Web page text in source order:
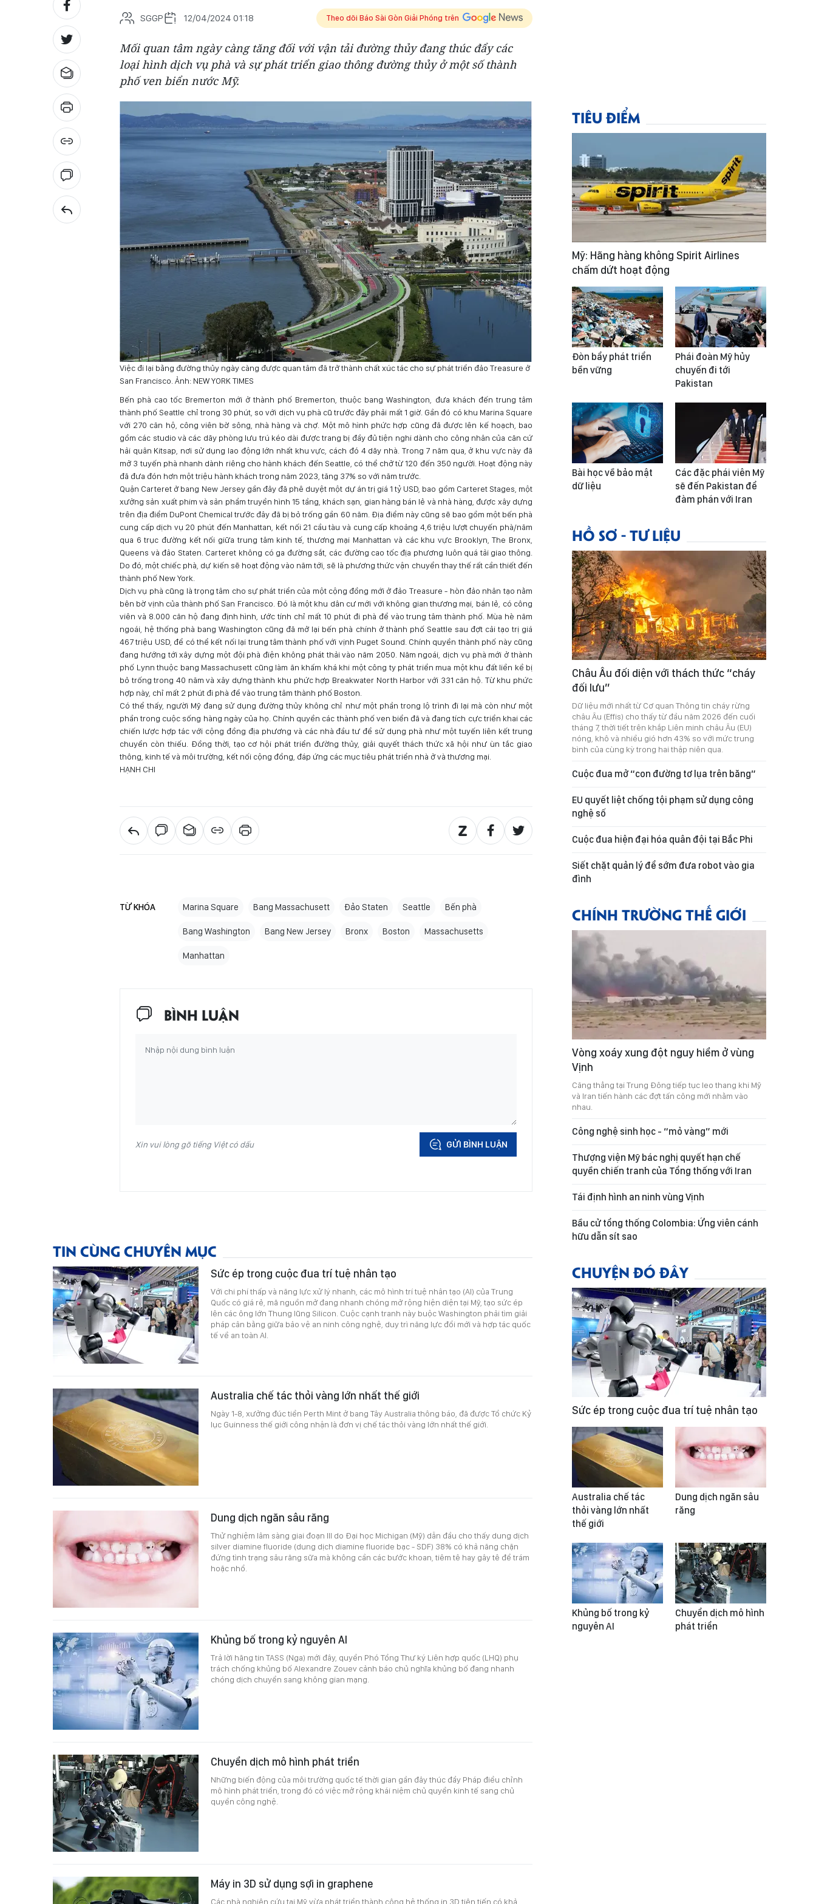
SGGP 12/04/2024 01:18 Theo dõi Báo Sài Gòn Giải Phóng trên
Mối quan tâm ngày càng tăng đối với vận tải đường thủy đang thúc đẩy các
loại hình dịch vụ phà và sự phát triển giao thông đường thủy ở một số thành
phố ven biển nước Mỹ.
Việc đi lại bằng đường thủy ngày càng được quan tâm đã trở thành chất xúc tác cho sự phát triển đảo Treasure ở
San Francisco. Ảnh: NEW YORK TIMES
Bến phà cao tốc Bremerton mới ở thành phố Bremerton, thuộc bang Washington, đưa khách đến trung tâm
thành phố Seattle chỉ trong 30 phút, so với dịch vụ phà cũ trước đây phải mất 1 giờ. Gần đó có khu Marina Square
với 270 căn hộ, công viên bờ sông, nhà hàng và chợ. Một mô hình phức hợp cũng đã được lên kế hoạch, bao
gồm các studio và các dãy phòng lưu trú kéo dài được trang bị đầy đủ tiện nghi dành cho công nhân của căn cứ
hải quân Kitsap, nơi sử dụng lao động lớn nhất khu vực, cách đó 4 dãy nhà. Trong 7 năm qua, ở khu vực này đã
mở 3 tuyến phà nhanh dành riêng cho hành khách đến Seattle, có thể chở từ 120 đến 350 người. Hoạt động này
đã đưa đón hơn một triệu hành khách trong năm 2023, tăng 37% so với năm trước.
Quận Carteret ở bang New Jersey gần đây đã phê duyệt một dự án trị giá 1 tỷ USD, bao gồm Carteret Stages, một
xưởng sản xuất phim và sản phẩm truyền hình 15 tầng, khách sạn, gian hàng bán lẻ và nhà hàng, được xây dựng
trên địa điểm DuPont Chemical trước đây đã bị bỏ trống gần 60 năm. Địa điểm này cũng sẽ bao gồm một bến phà
cung cấp dịch vụ 20 phút đến Manhattan, kết nối 21 cầu tàu và cung cấp khoảng 4,6 triệu lượt chuyến phà/năm
qua 6 trục đường kết nối giữa trung tâm kinh tế, thương mại Manhattan và các khu vực Brooklyn, The Bronx,
Queens và đảo Staten. Carteret không có ga đường sắt, các đường cao tốc địa phương luôn quá tải giao thông.
Do đó, một chiếc phà, dự kiến ​​sẽ hoạt động vào năm tới, sẽ là phương thức vận chuyển thay thế rất cần thiết đến
thành phố New York.
Dịch vụ phà cũng là trọng tâm cho sự phát triển của một cộng đồng mới ở đảo Treasure - hòn đảo nhân tạo nằm
bên bờ vịnh của thành phố San Francisco. Đó là một khu dân cư mới với không gian thương mại, bán lẻ, có công
viên và 8.000 căn hộ đang định hình, ước tính chỉ mất 10 phút đi phà để vào trung tâm thành phố. Mùa hè năm
ngoái, hệ thống phà bang Washington cũng đã mở lại bến phà chính ở thành phố Seattle sau đợt cải tạo trị giá
467 triệu USD, để có thể kết nối lại trung tâm thành phố với vịnh Puget Sound. Chính quyền thành phố này cũng
đang hướng tới xây dựng một đội phà điện không phát thải vào năm 2050. Năm ngoái, dịch vụ phà mới ở thành
phố Lynn thuộc bang Massachusett cũng làm ăn khấm khá khi một công ty phát triển mua một khu đất liền kề bị
bỏ trống trong 40 năm và xây dựng thành khu phức hợp Breakwater North Harbor với 331 căn hộ. Từ khu phức
hợp này, chỉ mất 2 phút đi phà để vào trung tâm thành phố Boston.
Có thể thấy, người Mỹ đang sử dụng đường thủy không chỉ như một phần trong lộ trình đi lại mà còn như một
phần trong cuộc sống hàng ngày của họ. Chính quyền các thành phố ven biển đã và đang tích cực triển khai các
chiến lược hợp tác với cộng đồng địa phương và các nhà đầu tư để sử dụng phà như một tuyến liên kết trung
chuyển còn thiếu. Đồng thời, tạo cơ hội phát triển đường thủy, giải quyết thách thức xã hội như ùn tắc giao
thông, kinh tế và môi trường, kết nối cộng đồng, đáp ứng các mục tiêu phát triển nhà ở và thương mại.
HẠNH CHI
TỪ KHÓA Marina Square Bang Massachusett Đảo Staten Seattle Bến phà
Bang Washington Bang New Jersey Bronx Boston Massachusetts
Manhattan
BÌNH LUẬN
Xin vui lòng gõ tiếng Việt có dấu GỬI BÌNH LUẬN
TIN CÙNG CHUYÊN MỤC
Sức ép trong cuộc đua trí tuệ nhân tạo
Với chi phí thấp và năng lực xử lý nhanh, các mô hình trí tuệ nhân tạo (AI) của Trung
Quốc có giá rẻ, mã nguồn mở đang nhanh chóng mở rộng hiện diện tại Mỹ, tạo sức ép
lên các ông lớn Thung lũng Silicon. Cuộc cạnh tranh này buộc Washington phải tìm giải
pháp cân bằng giữa bảo vệ an ninh công nghệ, duy trì năng lực đổi mới và hợp tác quốc
tế về an toàn AI.
Australia chế tác thỏi vàng lớn nhất thế giới
Ngày 1-8, xưởng đúc tiền Perth Mint ở bang Tây Australia thông báo, đã được Tổ chức Kỷ
lục Guinness thế giới công nhận là đơn vị chế tác thỏi vàng lớn nhất thế giới.
Dung dịch ngăn sâu răng
Thử nghiệm lâm sàng giai đoạn III do Đại học Michigan (Mỹ) dẫn đầu cho thấy dung dịch
silver diamine fluoride (dung dịch diamine fluoride bạc - SDF) 38% có khả năng chặn
đứng tình trạng sâu răng sữa mà không cần các bước khoan, tiêm tê hay gây tê để trám
hoặc nhổ.
Khủng bố trong kỷ nguyên AI
Trả lời hãng tin TASS (Nga) mới đây, quyền Phó Tổng Thư ký Liên hợp quốc (LHQ) phụ
trách chống khủng bố Alexandre Zouev cảnh báo chủ nghĩa khủng bố đang nhanh
chóng dịch chuyển sang không gian mạng.
Chuyển dịch mô hình phát triển
Những biến động của môi trường quốc tế thời gian gần đây thúc đẩy Pháp điều chỉnh
mô hình phát triển, trong đó có việc mở rộng khái niệm chủ quyền kinh tế sang chủ
quyền công nghệ.
Máy in 3D sử dụng sợi in graphene
Các nhà nghiên cứu tại Mỹ vừa phát triển thành công hệ thống in 3D tiên tiến có khả
TIÊU ĐIỂM
Mỹ: Hãng hàng không Spirit Airlines
chấm dứt hoạt động
Đòn bẩy phát triển
bền vững
Phái đoàn Mỹ hủy
chuyến đi tới
Pakistan
Bài học về bảo mật
dữ liệu
Các đặc phái viên Mỹ
sẽ đến Pakistan để
đàm phán với Iran
HỒ SƠ - TƯ LIỆU
Châu Âu đối diện với thách thức “cháy
đối lưu”
Dữ liệu mới nhất từ Cơ quan Thông tin cháy rừng
châu Âu (Effis) cho thấy từ đầu năm 2026 đến cuối
tháng 7, thời tiết trên khắp Liên minh châu Âu (EU)
nóng, khô và nhiều gió hơn 43% so với mức trung
bình của cùng kỳ trong hai thập niên qua.
Cuộc đua mở “con đường tơ lụa trên băng”
EU quyết liệt chống tội phạm sử dụng công
nghệ số
Cuộc đua hiện đại hóa quân đội tại Bắc Phi
Siết chặt quản lý để sớm đưa robot vào gia
đình
CHÍNH TRƯỜNG THẾ GIỚI
Vòng xoáy xung đột nguy hiểm ở vùng
Vịnh
Căng thẳng tại Trung Đông tiếp tục leo thang khi Mỹ
và Iran tiến hành các đợt tấn công mới nhằm vào
nhau.
Công nghệ sinh học - “mỏ vàng” mới
Thượng viện Mỹ bác nghị quyết hạn chế
quyền chiến tranh của Tổng thống với Iran
Tái định hình an ninh vùng Vịnh
Bầu cử tổng thống Colombia: Ứng viên cánh
hữu dẫn sít sao
CHUYỆN ĐÓ ĐÂY
Sức ép trong cuộc đua trí tuệ nhân tạo
Australia chế tác
thỏi vàng lớn nhất
thế giới
Dung dịch ngăn sâu
răng
Khủng bố trong kỷ
nguyên AI
Chuyển dịch mô hình
phát triển